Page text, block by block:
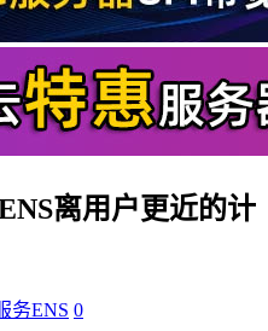
离用户更近的计
务ENS 0